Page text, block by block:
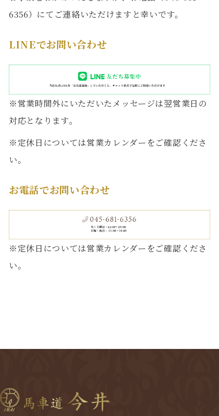
6356）にてご連絡いただけますと幸いです。
LINEでお問い合わせ
※営業時間外にいただいたメッセージは翌営業日の
対応となります。
※定休日については営業カレンダーをご確認くださ
い。
お電話でお問い合わせ
※定休日については営業カレンダーをご確認くださ
い。